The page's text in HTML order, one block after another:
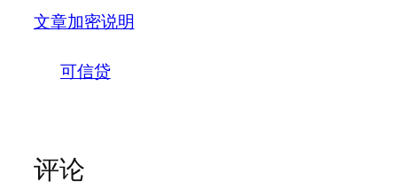
文章加密说明
可信贷
评论